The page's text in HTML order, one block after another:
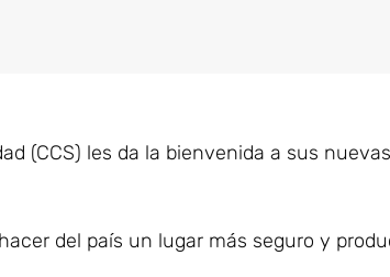
(CCS) les da la bienvenida a sus
del país un lugar más seguro y